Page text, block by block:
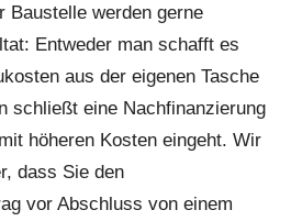
Baustelle werden gerne
Entweder man schafft es
aus der eigenen Tasche
schließt eine Nachfinanzierung
höheren Kosten eingeht. Wir
dass Sie den
vor Abschluss von einem